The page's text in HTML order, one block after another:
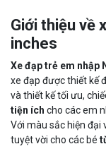
Giới thiệu về
inches
Xe đạp trẻ em nhập
xe đạp được thiết kế
và thiết kế tối ưu,
tiện ích cho các em
Với màu sắc hiện đại
tuyệt vời cho các bé